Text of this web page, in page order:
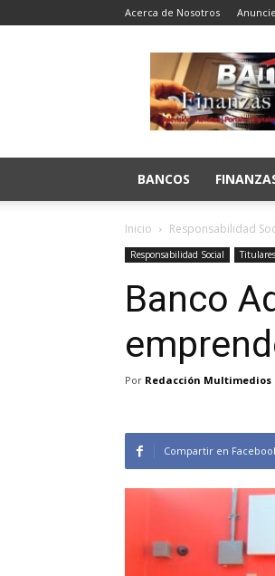
Acerca de Nosotros
Bancos
Finanzas
y
Valores
BANCOS
Inicio Responsabilidad
Responsabilidad Social Titulares
Banco
Por Redacción Multimedios
Compartir en